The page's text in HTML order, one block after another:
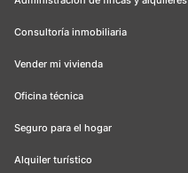
Consultoría inmobiliaria
Vender mi vivienda
Oficina técnica
Seguro para el hogar
Alquiler turístico